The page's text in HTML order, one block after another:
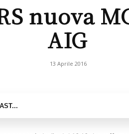
nuova
AIG
13 Aprile 2016